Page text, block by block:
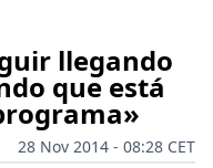
llegando
que está
28 Nov 2014 - 08:28 CET